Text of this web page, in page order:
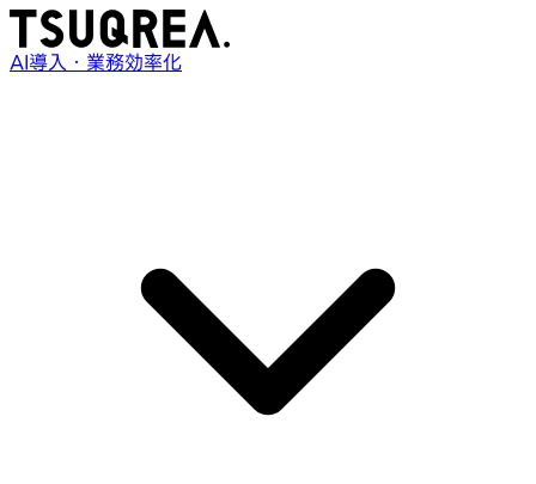
AI導入・業務効率化